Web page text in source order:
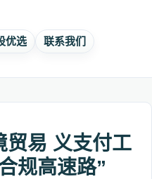
优选
联系我们
贸易 义支付工
规高速路”